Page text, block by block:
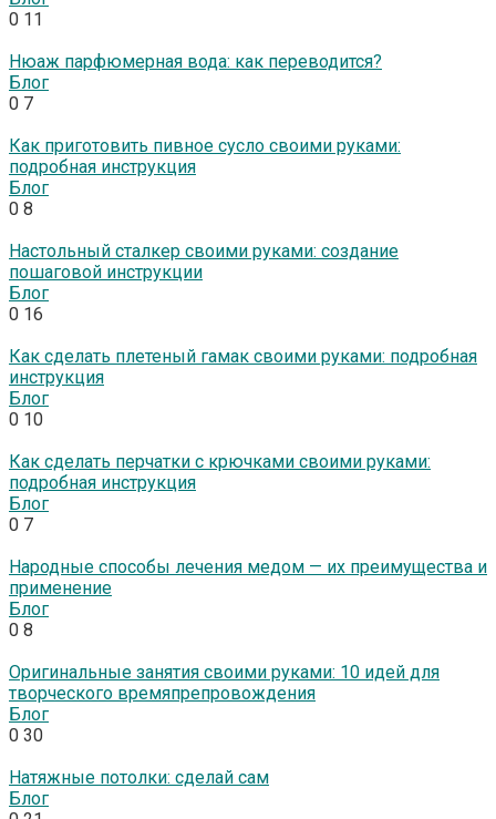
0 11
Нюаж парфюмерная вода: как переводится?
Блог
0 7
Как приготовить пивное сусло своими руками:
подробная инструкция
Блог
0 8
Настольный сталкер своими руками: создание
пошаговой инструкции
Блог
0 16
Как сделать плетеный гамак своими руками: подробная
инструкция
Блог
0 10
Как сделать перчатки с крючками своими руками:
подробная инструкция
Блог
0 7
Народные способы лечения медом — их преимущества и
применение
Блог
0 8
Оригинальные занятия своими руками: 10 идей для
творческого времяпрепровождения
Блог
0 30
Натяжные потолки: сделай сам
Блог